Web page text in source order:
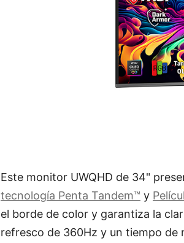
Este monitor UWQHD de 34"
tecnología Penta Tandem™ y
el borde de color y garantiza la
refresco de 360Hz y un tiempo de